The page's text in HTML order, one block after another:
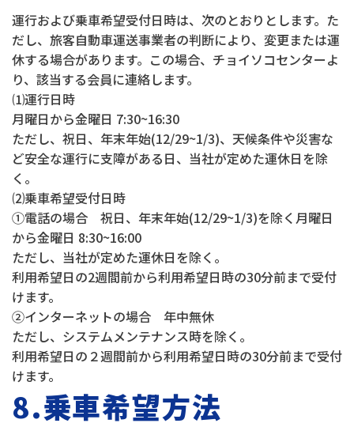
運行および乗車希望受付日時は、次のとおりとします。た
だし、旅客自動車運送事業者の判断により、変更または運
休する場合があります。この場合、チョイソコセンターよ
り、該当する会員に連絡します。
⑴運行日時
月曜日から金曜日 7:30~16:30
ただし、祝日、年末年始(12/29~1/3)、天候条件や災害な
ど安全な運行に支障がある日、当社が定めた運休日を除
く。
⑵乗車希望受付日時
①電話の場合 祝日、年末年始(12/29~1/3)を除く月曜日
から金曜日 8:30~16:00
ただし、当社が定めた運休日を除く。
利用希望日の2週間前から利用希望日時の30分前まで受付
けます。
②インターネットの場合 年中無休
ただし、システムメンテナンス時を除く。
利用希望日の２週間前から利用希望日時の30分前まで受付
けます。
8.乗車希望方法